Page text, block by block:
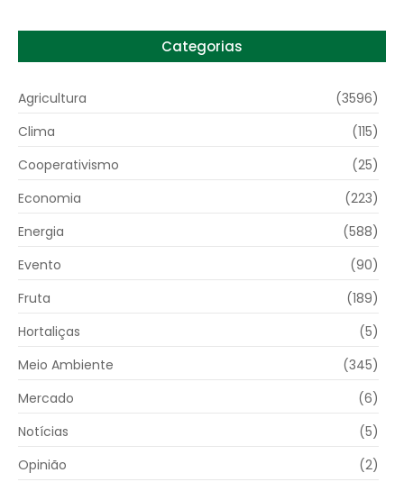
Categorias
Agricultura
(3596)
Clima
(115)
Cooperativismo
(25)
Economia
(223)
Energia
(588)
Evento
(90)
Fruta
(189)
Hortaliças
(5)
Meio Ambiente
(345)
Mercado
(6)
Notícias
(5)
Opinião
(2)